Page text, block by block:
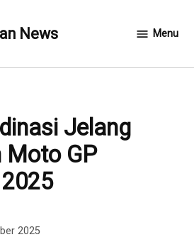
News Menu
Jelang
Moto GP
2025